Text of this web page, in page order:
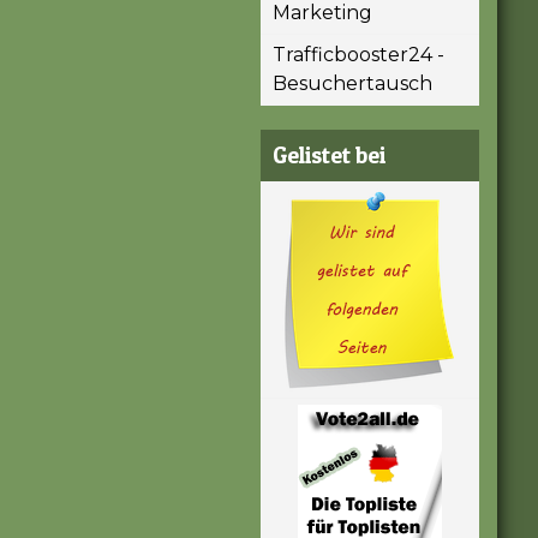
Marketing
Trafficbooster24 -
Besuchertausch
Gelistet bei